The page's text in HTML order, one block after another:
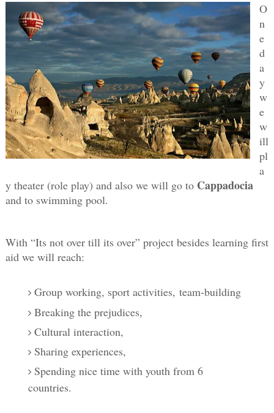
O
n
e
d
a
y
w
e
w
ill
pl
a
y theater (role play) and also we will go to Cappadocia
and to swimming pool.
With “Its not over till its over” project besides learning first
aid we will reach:
Group working, sport activities,team-building
Breaking the prejudices,
Cultural interaction,
Sharing experiences,
Spending nice time with youth from 6
countries.